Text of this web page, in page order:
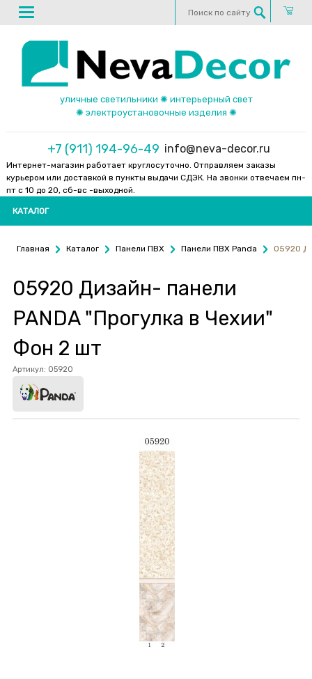
уличные светильники ✺ интерьерный свет
✺ электроустановочные изделия ✺
+7 (911) 194-96-49 info@neva-decor.ru
Интернет-магазин работает круглосуточно. Отправляем заказы
курьером или доставкой в пункты выдачи СДЭК. На звонки отвечаем пн-
пт с 10 до 20, сб-вс -выходной.
КАТАЛОГ
Главная Каталог Панели ПВХ Панели ПВХ Panda 05920
05920 Дизайн- панели
PANDA "Прогулка в Чехии"
Фон 2 шт
Артикул: 05920